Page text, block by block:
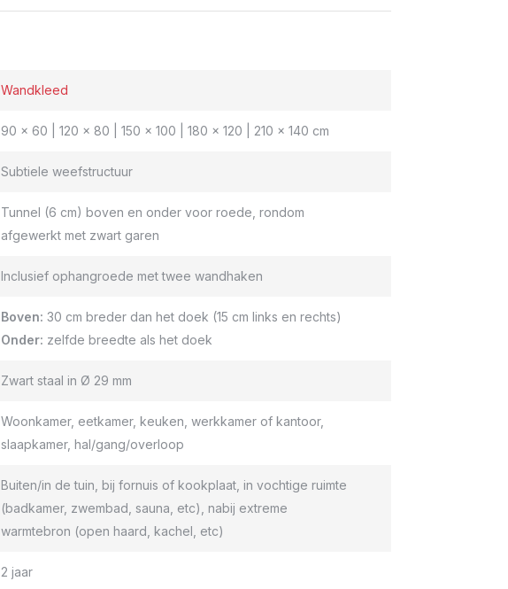
Wandkleed
90 x 60 | 120 x 80 | 150 x 100 | 180 x 120 | 210 x 140 cm
Subtiele weefstructuur
Tunnel (6 cm) boven en onder voor roede, rondom
afgewerkt met zwart garen
Inclusief ophangroede met twee wandhaken
Boven: 30 cm breder dan het doek (15 cm links en rechts)
Onder: zelfde breedte als het doek
Zwart staal in Ø 29 mm
Woonkamer, eetkamer, keuken, werkkamer of kantoor,
slaapkamer, hal/gang/overloop
Buiten/in de tuin, bij fornuis of kookplaat, in vochtige ruimte
(badkamer, zwembad, sauna, etc), nabij extreme
warmtebron (open haard, kachel, etc)
2 jaar